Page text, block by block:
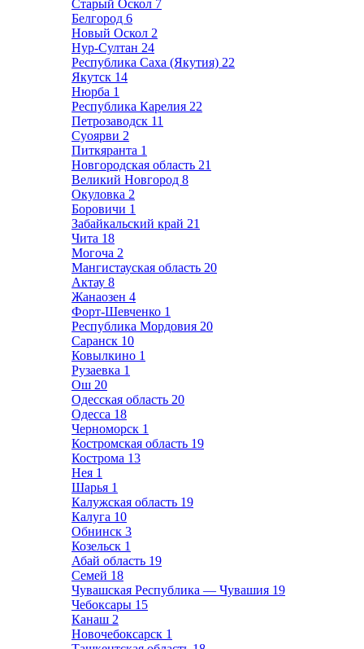
Старый Оскол 7
Белгород 6
Новый Оскол 2
Нур-Султан 24
Республика Саха (Якутия) 22
Якутск 14
Нюрба 1
Республика Карелия 22
Петрозаводск 11
Суоярви 2
Питкяранта 1
Новгородская область 21
Великий Новгород 8
Окуловка 2
Боровичи 1
Забайкальский край 21
Чита 18
Могоча 2
Мангистауская область 20
Актау 8
Жанаозен 4
Форт-Шевченко 1
Республика Мордовия 20
Саранск 10
Ковылкино 1
Рузаевка 1
Ош 20
Одесская область 20
Одесса 18
Черноморск 1
Костромская область 19
Кострома 13
Нея 1
Шарья 1
Калужская область 19
Калуга 10
Обнинск 3
Козельск 1
Абай область 19
Семей 18
Чувашская Республика — Чувашия 19
Чебоксары 15
Канаш 2
Новочебоксарск 1